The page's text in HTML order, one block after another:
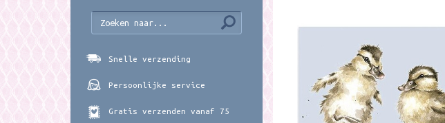
Snelle verzending
Persoonlijke service
Gratis verzenden vanaf 75